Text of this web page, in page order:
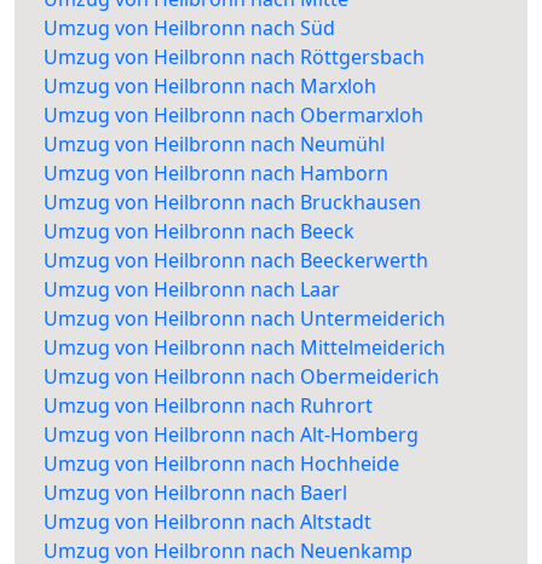
Umzug von Heilbronn nach Süd
Umzug von Heilbronn nach Röttgersbach
Umzug von Heilbronn nach Marxloh
Umzug von Heilbronn nach Obermarxloh
Umzug von Heilbronn nach Neumühl
Umzug von Heilbronn nach Hamborn
Umzug von Heilbronn nach Bruckhausen
Umzug von Heilbronn nach Beeck
Umzug von Heilbronn nach Beeckerwerth
Umzug von Heilbronn nach Laar
Umzug von Heilbronn nach Untermeiderich
Umzug von Heilbronn nach Mittelmeiderich
Umzug von Heilbronn nach Obermeiderich
Umzug von Heilbronn nach Ruhrort
Umzug von Heilbronn nach Alt-Homberg
Umzug von Heilbronn nach Hochheide
Umzug von Heilbronn nach Baerl
Umzug von Heilbronn nach Altstadt
Umzug von Heilbronn nach Neuenkamp